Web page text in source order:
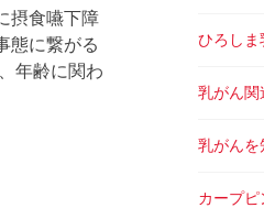
摂食嚥下障
態に繋がる
年齢に関わ
ひろしま
乳がん関
乳がんを
カープピ